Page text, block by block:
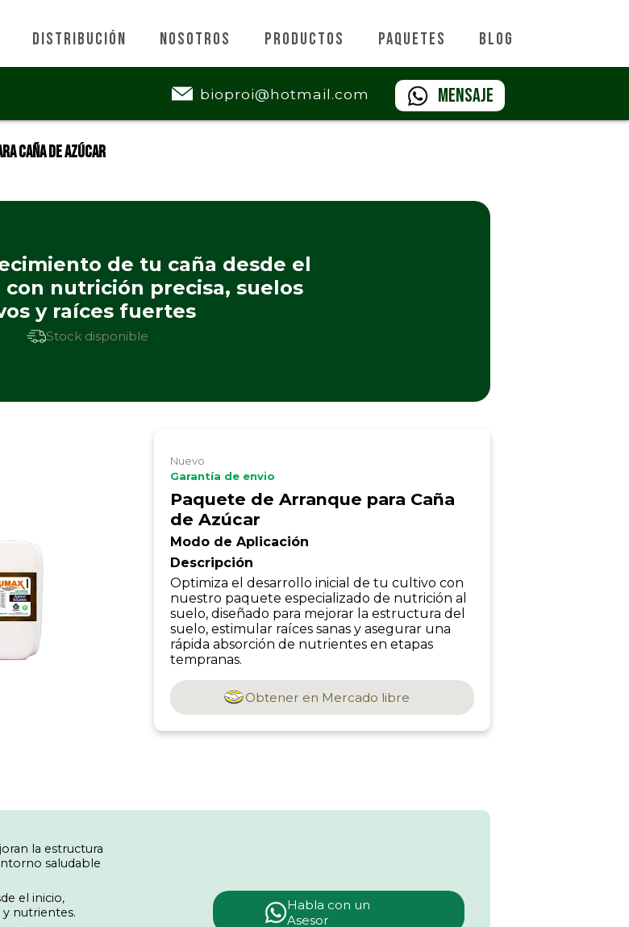
Distribución Nosotros Productos Paquetes Blog
bioproi@hotmail.com Mensaje
Caña de Azúcar
de tu caña desde el
nutrición precisa, suelos
y raíces fuertes
Stock disponible
Nuevo
Garantía de envio
Paquete de Arranque para Caña
de Azúcar
Modo de Aplicación
Descripción
Optimiza el desarrollo inicial de tu cultivo con
nuestro paquete especializado de nutrición al
suelo, diseñado para mejorar la estructura del
suelo, estimular raíces sanas y asegurar una
rápida absorción de nutrientes en etapas
tempranas.
Obtener en Mercado libre
la estructura
saludable
el inicio,
y nutrientes.
Habla con un
Asesor